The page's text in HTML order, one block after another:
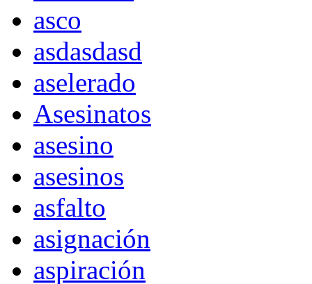
asco
asdasdasd
aselerado
Asesinatos
asesino
asesinos
asfalto
asignación
aspiración